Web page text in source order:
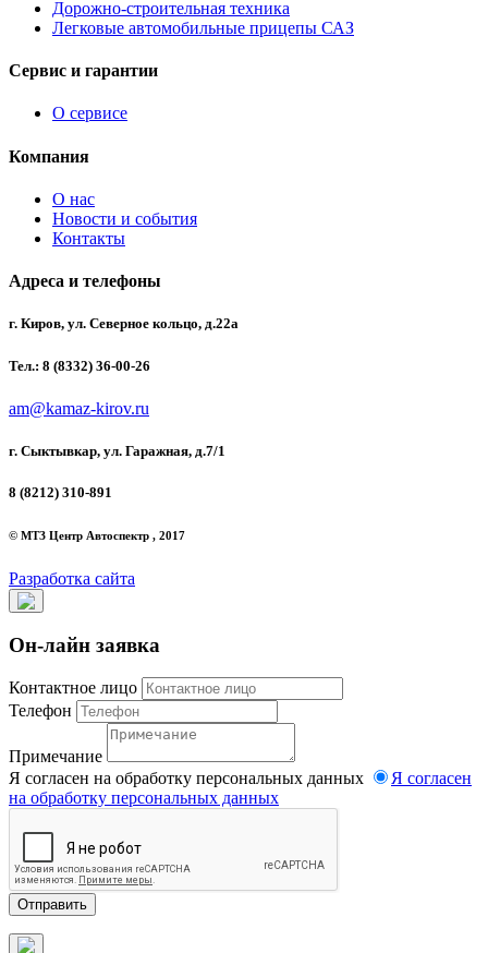
Дорожно-строительная техника
Легковые автомобильные прицепы САЗ
Сервис и гарантии
О сервисе
Компания
О нас
Новости и события
Контакты
Адреса и телефоны
г. Киров, ул. Северное кольцо, д.22а
Тел.: 8 (8332) 36-00-26
am@kamaz-kirov.ru
г. Сыктывкар, ул. Гаражная, д.7/1
8 (8212) 310-891
© МТЗ Центр Автоспектр , 2017
Разработка сайта
Он-лайн заявка
Контактное лицо
Телефон
Примечание
Я согласен на обработку персональных данных
Я согласен
на обработку персональных данных
Отправить